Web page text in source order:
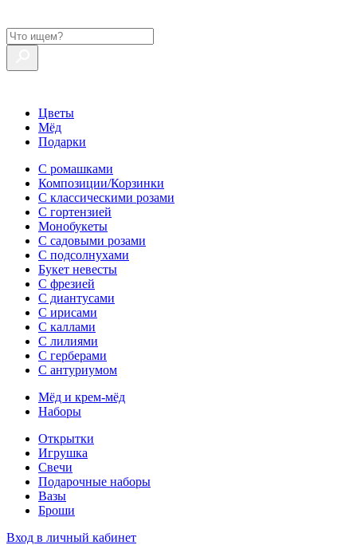
Цветы
Мёд
Подарки
С ромашками
Композиции/Корзинки
С классическими розами
С гортензией
Монобукеты
С садовыми розами
С подсолнухами
Букет невесты
С фрезией
С диантусами
С ирисами
С каллами
C лилиями
С герберами
С антуриумом
Мёд и крем-мёд
Наборы
Открытки
Игрушка
Свечи
Подарочные наборы
Вазы
Броши
Вход в личный кабинет